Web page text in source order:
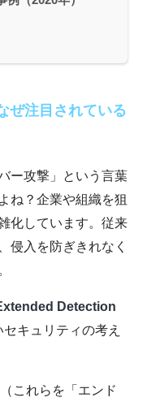
ぜ注目されている
ー攻撃」という言葉
ね？企業や組織を狙
化しています。従来
侵入を防ぎきれなく
Detection
キュリティの考え
これらを「エンド